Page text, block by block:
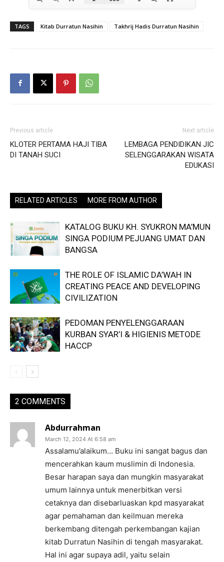
TAGS Kitab Durratun Nasihin Takhrij Hadis Durratun Nasihin
Previous article
KLOTER PERTAMA HAJI TIBA
DI TANAH SUCI
Next article
LEMBAGA PENDIDIKAN JIC
SELENGGARAKAN WISATA
EDUKASI
RELATED ARTICLES MORE FROM AUTHOR
KATALOG BUKU KH. SYUKRON MA’MUN
SINGA PODIUM PEJUANG UMAT DAN
BANGSA
THE ROLE OF ISLAMIC DA’WAH IN
CREATING PEACE AND DEVELOPING
CIVILIZATION
PEDOMAN PENYELENGGARAAN
KURBAN SYAR’I & HIGIENIS METODE
HACCP
2 COMMENTS
Abdurrahman
March 12, 2024 At 6:58 am
Assalamu’alaikum… Buku ini sangat bagus dan
mencerahkan kaum muslimin di Indonesia.
Besar harapan saya dan mungkin masyarakat
umum lainnya untuk menerbitkan versi
cetaknya dan disebarluaskan kpd masyarakat
agar pemahaman dan keilmuan mereka
berkembang ditengah perkembangan kajian
kitab Durratun Nasihin di tengah masyarakat.
Hal ini agar supaya adil, yaitu selain